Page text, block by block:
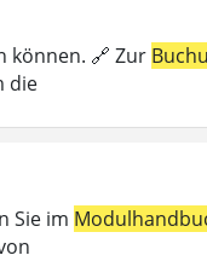
können. 🔗 Zur
die
Sie im